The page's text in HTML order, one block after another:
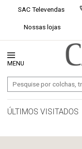
SAC Televendas
Nossas lojas
ÚLTIMOS VISITADOS